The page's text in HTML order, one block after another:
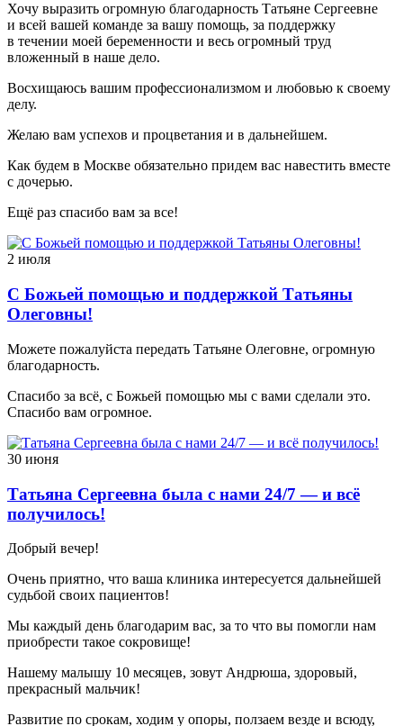
Хочу выразить огромную благодарность Татьяне Сергеевне
и всей вашей команде за вашу помощь, за поддержку
в течении моей беременности и весь огромный труд
вложенный в наше дело.
Восхищаюсь вашим профессионализмом и любовью к своему
делу.
Желаю вам успехов и процветания и в дальнейшем.
Как будем в Москве обязательно придем вас навестить вместе
с дочерью.
Ещё раз спасибо вам за все!
2 июля
С Божьей помощью и поддержкой Татьяны
Олеговны!
Можете пожалуйста передать Татьяне Олеговне, огромную
благодарность.
Спасибо за всё, с Божьей помощью мы с вами сделали это.
Спасибо вам огромное.
30 июня
Татьяна Сергеевна была с нами 24/7 — и всё
получилось!
Добрый вечер!
Очень приятно, что ваша клиника интересуется дальнейшей
судьбой своих пациентов!
Мы каждый день благодарим вас, за то что вы помогли нам
приобрести такое сокровище!
Нашему малышу 10 месяцев, зовут Андрюша, здоровый,
прекрасный мальчик!
Развитие по срокам, ходим у опоры, ползаем везде и всюду,